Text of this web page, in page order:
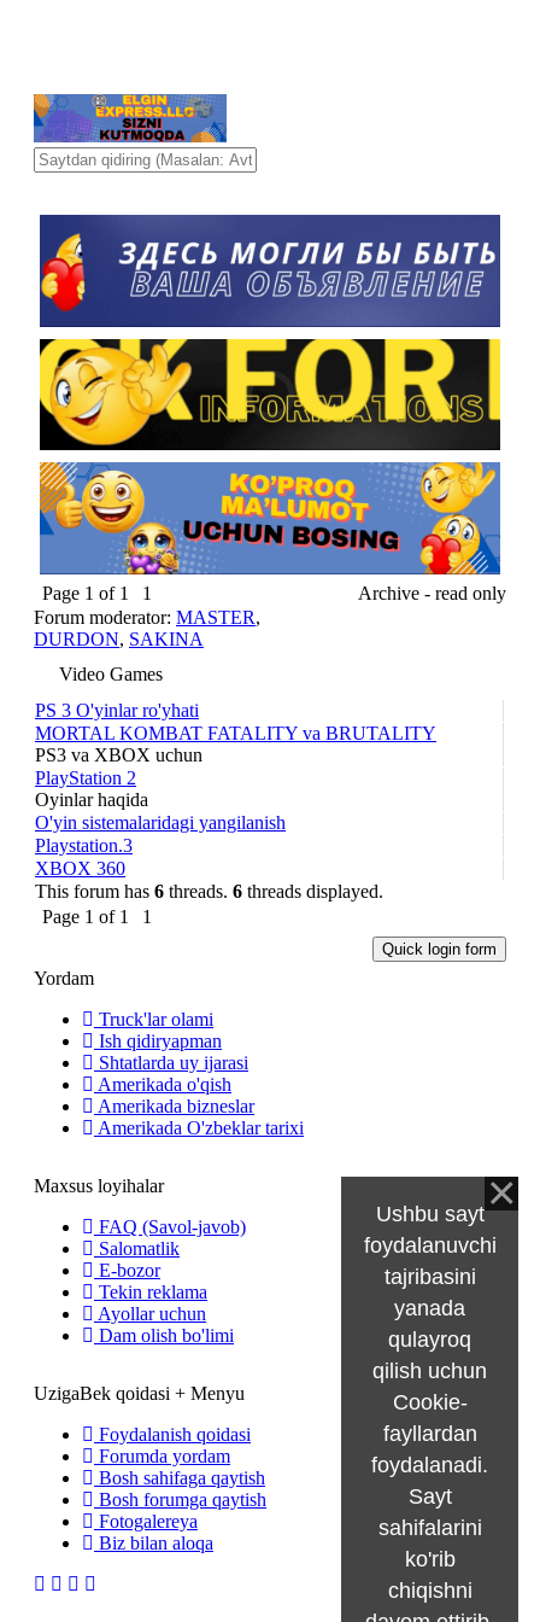
Page 1 of 1 1
Archive - read only
Forum moderator: MASTER,
DURDON, SAKINA
Video Games
PS 3 O'yinlar ro'yhati
MORTAL KOMBAT FATALITY va BRUTALITY
PS3 va XBOX uchun
PlayStation 2
Oyinlar haqida
O'yin sistemalaridagi yangilanish
Playstation.3
XBOX 360
This forum has 6 threads. 6 threads displayed.
Page 1 of 1 1
Yordam
Truck'lar olami
Ish qidiryapman
Shtatlarda uy ijarasi
Amerikada o'qish
Amerikada bizneslar
Amerikada O'zbeklar tarixi
Maxsus loyihalar
FAQ (Savol-javob)
Salomatlik
E-bozor
Tekin reklama
Ayollar uchun
Dam olish bo'limi
UzigaBek qoidasi + Menyu
Foydalanish qoidasi
Forumda yordam
Bosh sahifaga qaytish
Bosh forumga qaytish
Fotogalereya
Biz bilan aloqa
Ushbu sayt
foydalanuvchi
tajribasini
yanada
qulayroq
qilish uchun
Cookie-
fayllardan
foydalanadi.
Sayt
sahifalarini
ko'rib
chiqishni